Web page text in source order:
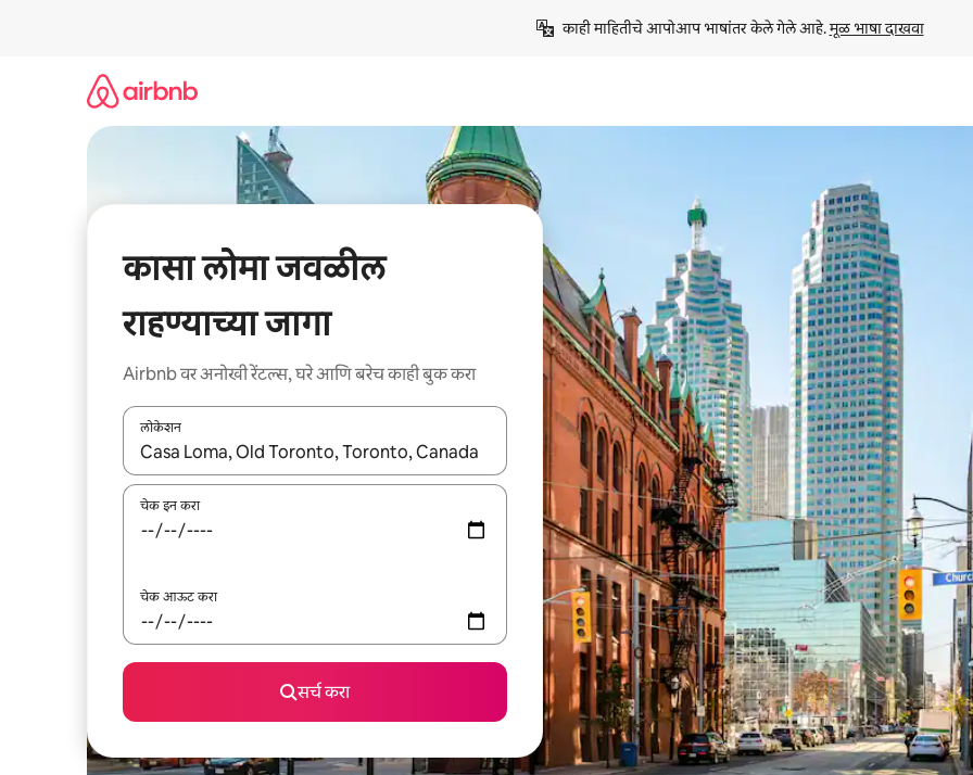
काही माहितीचे आपोआप भाषांतर केले गेले आहे. मूळ भाषा दाखवा
कासा लोमा जवळील
राहण्याच्या जागा
Airbnb वर अनोखी रेंटल्स, घरे आणि बरेच काही बुक करा
लोकेशन
जेव्हा परिणाम उपलब्ध असतील, तेव्हा वरच्या आणि खाली बाणांच्या किजसह नेव्हिगेट करा किंवा स्पर्शाने स्वाइप जेश्चर्स वापरून एक्सप्लोर करा.
चेक इन करा
चेक आऊट करा
सर्च करा